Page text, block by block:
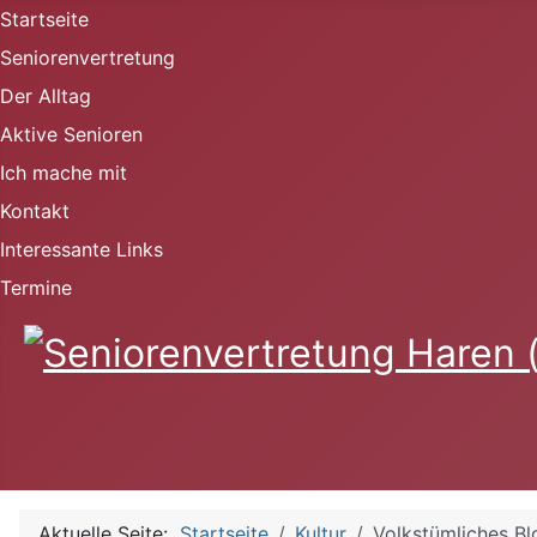
Startseite
Seniorenvertretung
Der Alltag
Aktive Senioren
Ich mache mit
Kontakt
Interessante Links
Termine